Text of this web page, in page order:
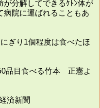
分解してできるｹﾄﾝ体が
病院に運ばれることもあ
ぎり1個程度は食べたほ
品目食べる竹本 正憲よ
済新聞